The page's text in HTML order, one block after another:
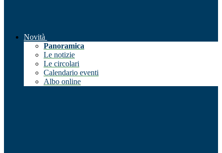
Novità
Panoramica
Le notizie
Le circolari
Calendario eventi
Albo online